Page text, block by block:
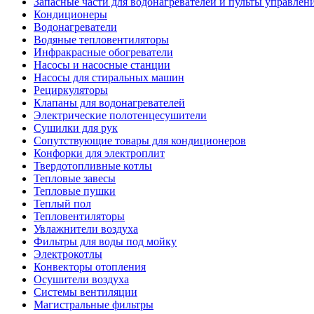
Кондиционеры
Водонагреватели
Водяные тепловентиляторы
Инфракрасные обогреватели
Насосы и насосные станции
Насосы для стиральных машин
Рециркуляторы
Клапаны для водонагревателей
Электрические полотенцесушители
Сушилки для рук
Сопутствующие товары для кондиционеров
Конфорки для электроплит
Твердотопливные котлы
Тепловые завесы
Тепловые пушки
Теплый пол
Тепловентиляторы
Увлажнители воздуха
Фильтры для воды под мойку
Электрокотлы
Конвекторы отопления
Осушители воздуха
Системы вентиляции
Магистральные фильтры